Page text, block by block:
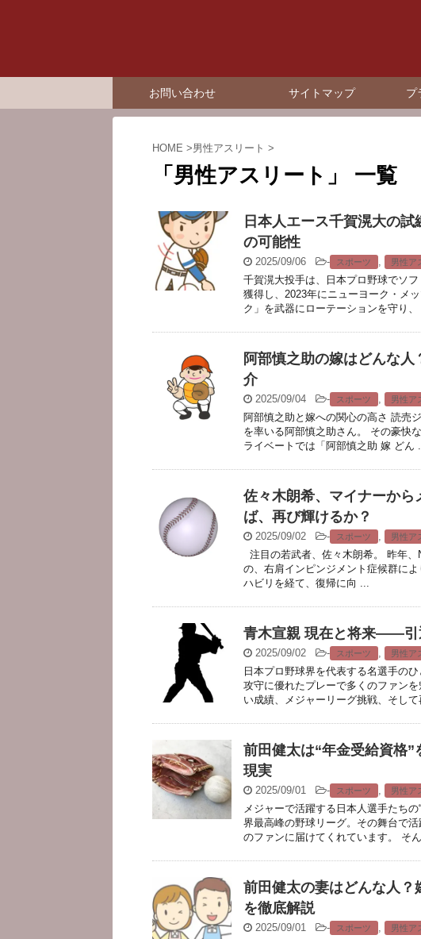
お問い合わせ サイトマップ プ
HOME >男性アスリート >
「男性アスリート」 一覧
日本人エース千賀滉大の
の可能性
2025/09/06 - スポーツ , 男性ア
千賀滉大投手は、日本プロ野球でソ
獲得し、2023年にニューヨーク・メ
ク」を武器にローテーションを守り、
阿部慎之助の嫁はどんな
介
2025/09/04 - スポーツ , 男性ア
阿部慎之助と嫁への関心の高さ 読売
を率いる阿部慎之助さん。 その豪快
ライベートでは「阿部慎之助 嫁 どん
佐々木朗希、マイナーか
ば、再び輝けるか？
2025/09/02 - スポーツ , 男性ア
注目の若武者、佐々木朗希。 昨年
の、右肩インピンジメント症候群に
ハビリを経て、復帰に向 ...
青木宣親 現在と将来――引
2025/09/02 - スポーツ , 男性ア
日本プロ野球界を代表する名選手の
攻守に優れたプレーで多くのファン
い成績、メジャーリーグ挑戦、そし
前田健太は“年金受給資格
現実
2025/09/01 - スポーツ , 男性ア
メジャーで活躍する日本人選手たち
界最高峰の野球リーグ。その舞台で
のファンに届けてくれています。 そ
前田健太の妻はどんな人？
を徹底解説
2025/09/01 - スポーツ , 男性ア